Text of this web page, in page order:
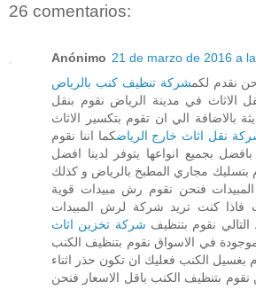
26 comentarios:
Anónimo 21 de marzo de 2016 a
نقدم لكمشركة تنظيف كنب بالرياض
الاثاث في مدينة الرياض نقوم بنقل
بالاضافة الي ان تقوم بتكسير الاثاث
نقل اثاث خارج الرياضكما اننا نقوم
بجميع انواعها يتوفر لدينا افضل
بتسليك مجاري المطبخ بالرياض و كذلك
فنحن نقوم رش مبيدات قوية
فاذا كنت تريد شركة لرش المبيدات
التالي نقوم بتنظيف شركة تخزين اثاث
في الاسواق نقوم بتنظيف الكنب
بغسيل الكنب فعليك ان تكون حذر اثناء
نقوم بتنظيف الكنب باقل الاسعار فنحن